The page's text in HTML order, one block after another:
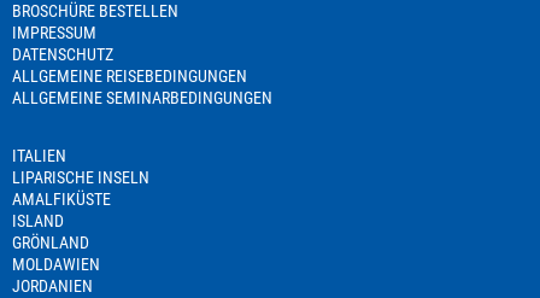
BROSCHÜRE BESTELLEN
IMPRESSUM
DATENSCHUTZ
ALLGEMEINE REISEBEDINGUNGEN
ALLGEMEINE SEMINARBEDINGUNGEN
ITALIEN
LIPARISCHE INSELN
AMALFIKÜSTE
ISLAND
GRÖNLAND
MOLDAWIEN
JORDANIEN